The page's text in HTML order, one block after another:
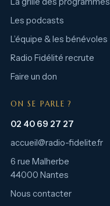
Les podcasts
L’équipe & les bénévoles
Radio Fidélité recrute
Faire un don
ON SE PARLE ?
02 40 69 27 27
accueil@radio-fidelite.fr
6 rue Malherbe
44000 Nantes
Nous contacter